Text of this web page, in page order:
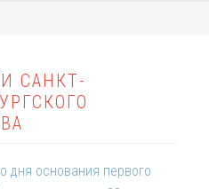
САНКТ-
дня основания первого